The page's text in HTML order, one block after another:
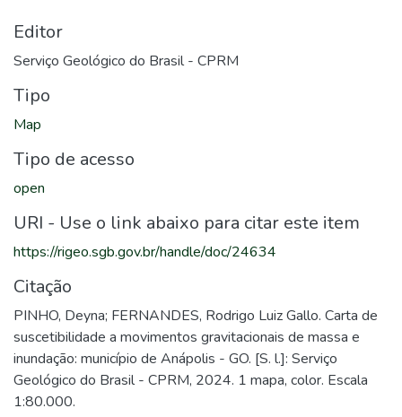
Editor
Serviço Geológico do Brasil - CPRM
Tipo
Map
Tipo de acesso
open
URI - Use o link abaixo para citar este item
https://rigeo.sgb.gov.br/handle/doc/24634
Citação
PINHO, Deyna; FERNANDES, Rodrigo Luiz Gallo. Carta de
suscetibilidade a movimentos gravitacionais de massa e
inundação: município de Anápolis - GO. [S. l.]: Serviço
Geológico do Brasil - CPRM, 2024. 1 mapa, color. Escala
1:80.000.